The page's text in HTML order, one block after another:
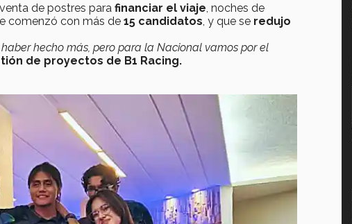
venta de postres para financiar el viaje , noches de
comenzó con más de 15 candidatos , y que se redujo
hecho más, pero para la Nacional vamos por el
de proyectos de B1 Racing.